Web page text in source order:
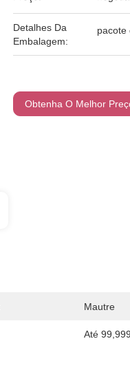
Detalhes Da
Embalagem:
pacote
Obtenha O Melhor
Mautre
Até